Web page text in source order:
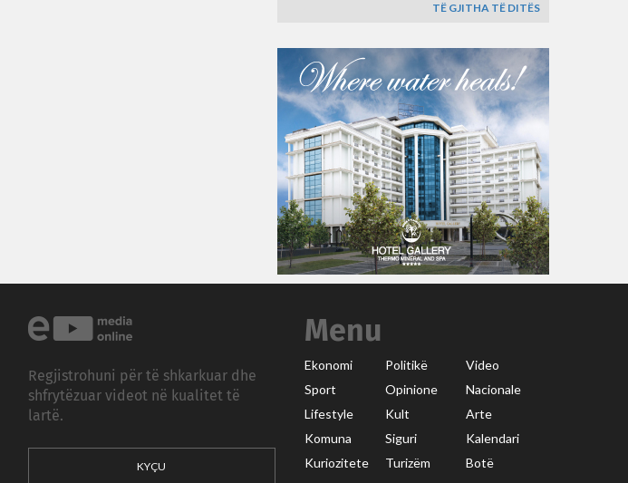
TË GJITHA TË DITËS
Regjistrohuni për të shkarkuar dhe
shfrytëzuar videot në kualitet të
lartë.
KYÇU
Menu
Ekonomi Politikë
Video
Sport
Opinione
Nacionale
Lifestyle
Kult
Arte
Komuna
Siguri
Kalendari
Kuriozitete
Turizëm
Botë